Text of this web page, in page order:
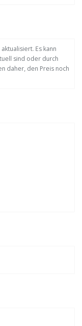
Es kann
sind oder durch
daher, den Preis noch